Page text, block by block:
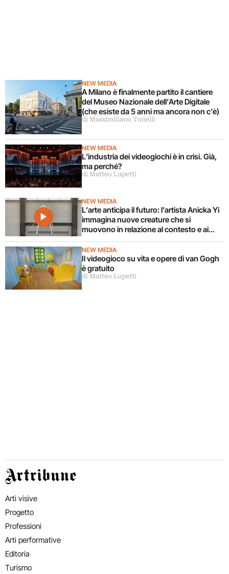
NEW MEDIA
A Milano è finalmente partito il cantiere
del Museo Nazionale dell’Arte Digitale
(che esiste da 5 anni ma ancora non c’è)
di Massimiliano Tonelli
NEW MEDIA
L’industria dei videogiochi è in crisi. Già,
ma perché?
di Matteo Lupetti
NEW MEDIA
L’arte anticipa il futuro: l’artista Anicka Yi
immagina nuove creature che si
muovono in relazione al contesto e ai
NEW MEDIA
Il videogioco su vita e opere di van Gogh
è gratuito
di Matteo Lupetti
Artribune
Arti visive
Progetto
Professioni
Arti performative
Editoria
Turismo